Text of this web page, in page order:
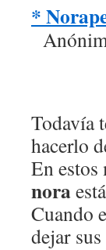
*
Todavía
hacerlo
En
nora
Cuando
dejar